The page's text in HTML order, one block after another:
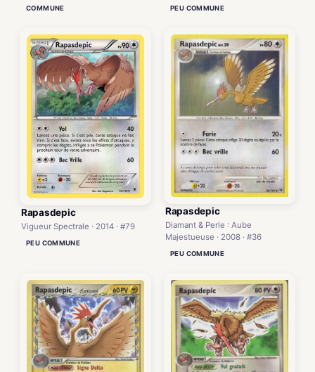
COMMUNE PEU COMMUNE
Rapasdepic
Vigueur Spectrale · 2014 · #79
PEU COMMUNE
Rapasdepic
Diamant & Perle : Aube
Majestueuse · 2008 · #36
PEU COMMUNE